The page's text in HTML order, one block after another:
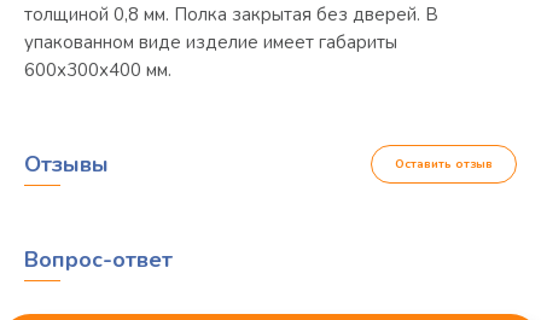
толщиной 0,8 мм. Полка закрытая без дверей. В
упакованном виде изделие имеет габариты
600х300х400 мм.
Отзывы Оставить отзыв
Вопрос-ответ